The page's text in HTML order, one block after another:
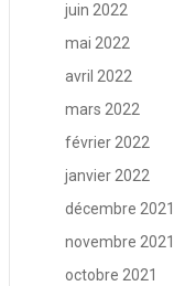
juin 2022
mai 2022
avril 2022
mars 2022
février 2022
janvier 2022
décembre 2021
novembre 2021
octobre 2021